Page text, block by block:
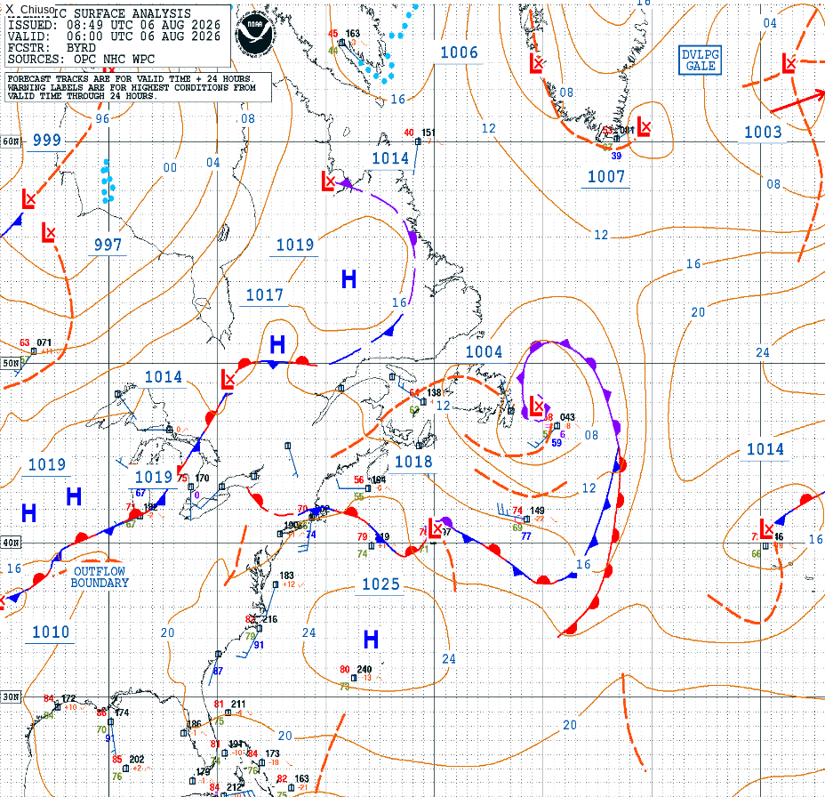
X Chiuso